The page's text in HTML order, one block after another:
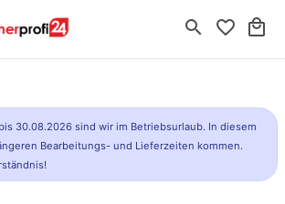
search favorite_border local_mall
30.08.2026 sind wir im Betriebsurlaub. In diesem
Bearbeitungs- und Lieferzeiten kommen.